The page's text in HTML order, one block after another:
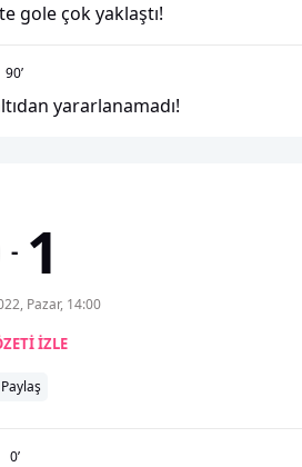
gole çok yaklaştı!
90’
yararlanamadı!
- 1
Pazar, 14:00
İZLE
Paylaş
0’